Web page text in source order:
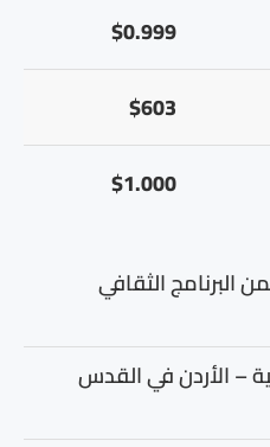
$0.999
$603
$1.000
البرنامج الثقافي
– الأردن في القدس